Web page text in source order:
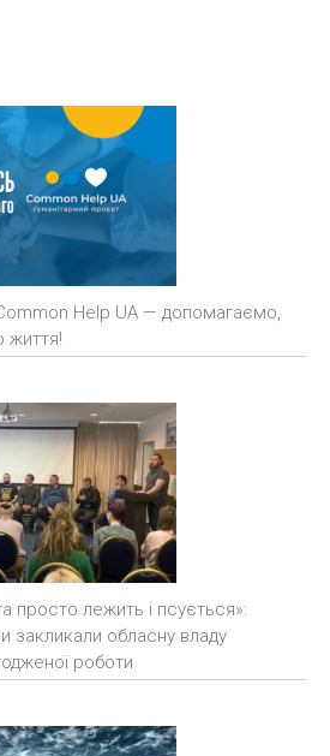
Help UA — допомагаємо,
життя!
просто лежить і псується»:
закликали обласну владу
роботи